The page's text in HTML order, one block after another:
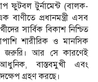
ফুটবল টুর্নামেন্ট (বালক-
প্রধানমন্ত্রী এসব
সার্বিক বিকাশ নিশ্চিত
শারীরিক ও মানসিক
জরুরি। আর সে কারণেই
বাস্তবমুখী এবং
গ্রহণ করছে।